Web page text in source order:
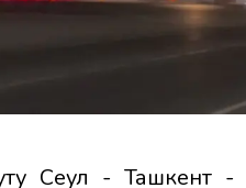
Сеул - Ташкент -